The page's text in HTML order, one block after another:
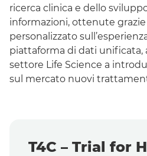
ricerca clinica e dello
informazioni, ottenute
personalizzato
piattaforma di dati unificata,
settore Life Science a
sul mercato nuovi
T4C – Trial for